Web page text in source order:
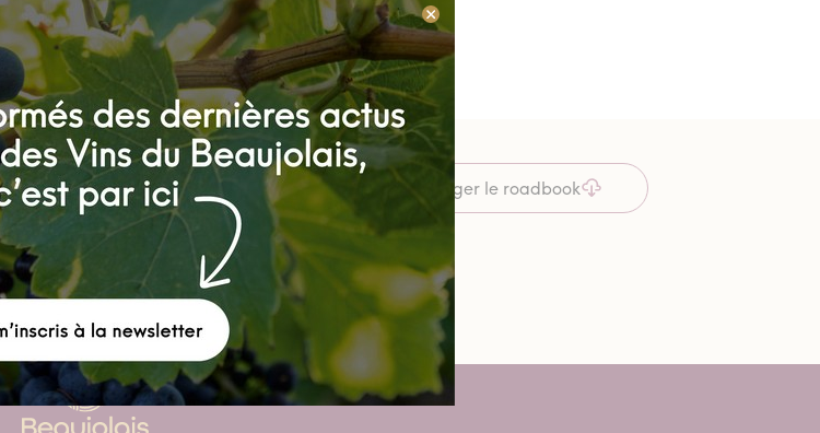
Equipements
• Aire de stationnement camping-cars
Contactez un conseiller
04 74 07 27 40
Télécharger le roadbook